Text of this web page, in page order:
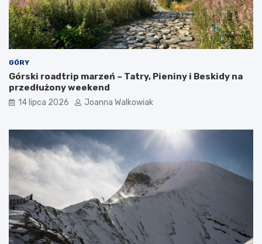
GÓRY
Górski roadtrip marzeń – Tatry, Pieniny i Beskidy na
przedłużony weekend
14 lipca 2026 Joanna Walkowiak